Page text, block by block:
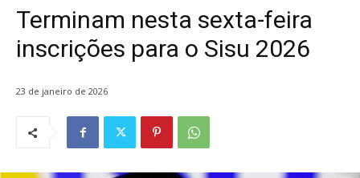
Terminam nesta sexta-feira
inscrições para o Sisu 2026
23 de janeiro de 2026